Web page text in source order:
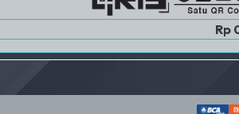
Rp